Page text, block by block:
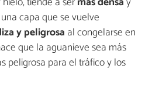
capa que se vuelve
y peligrosa al congelarse en
que la aguanieve sea más
peligrosa para el tráfico y los